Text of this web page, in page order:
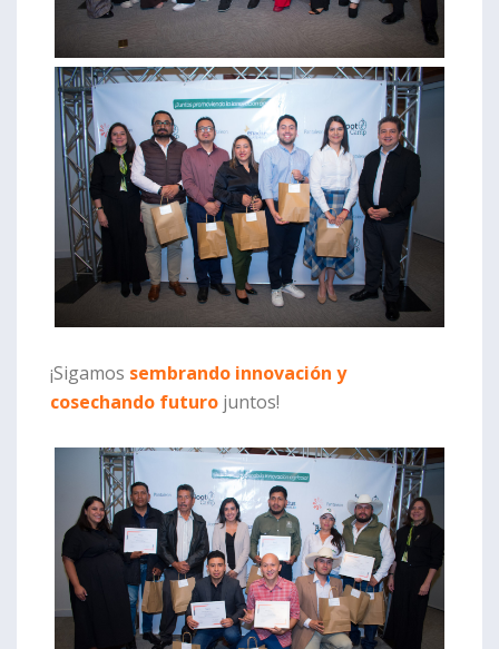
¡Sigamos sembrando innovación y
cosechando futuro juntos!